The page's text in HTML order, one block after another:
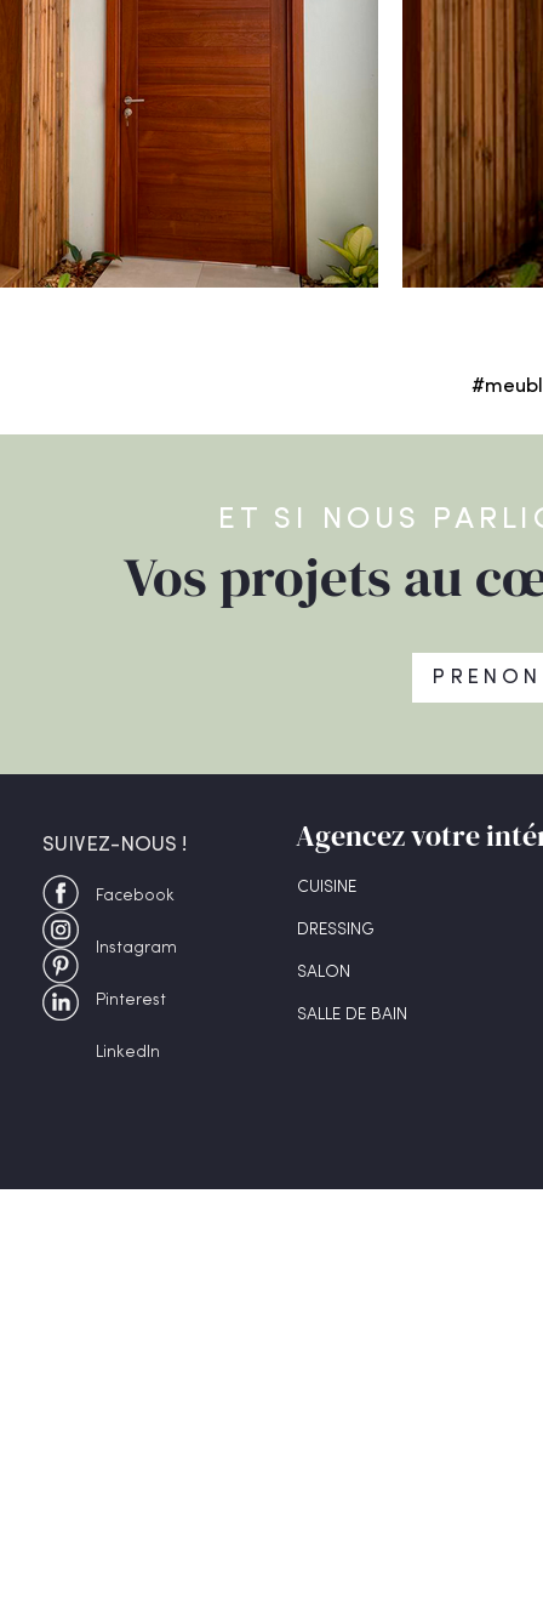
ET SI NOUS
Vos projets au
SUIVEZ-NOUS !
Facebook
Instagram
Pinterest
LinkedIn
Agencez votre
CUISINE
DRESSING
SALON
SALLE DE BAIN